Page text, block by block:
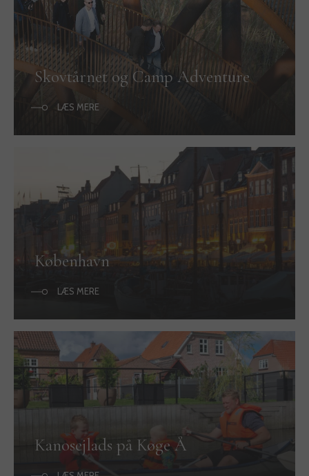
Skovtårnet og Camp Adventure
LÆS MERE
København
LÆS MERE
Kanosejlads på Køge Å